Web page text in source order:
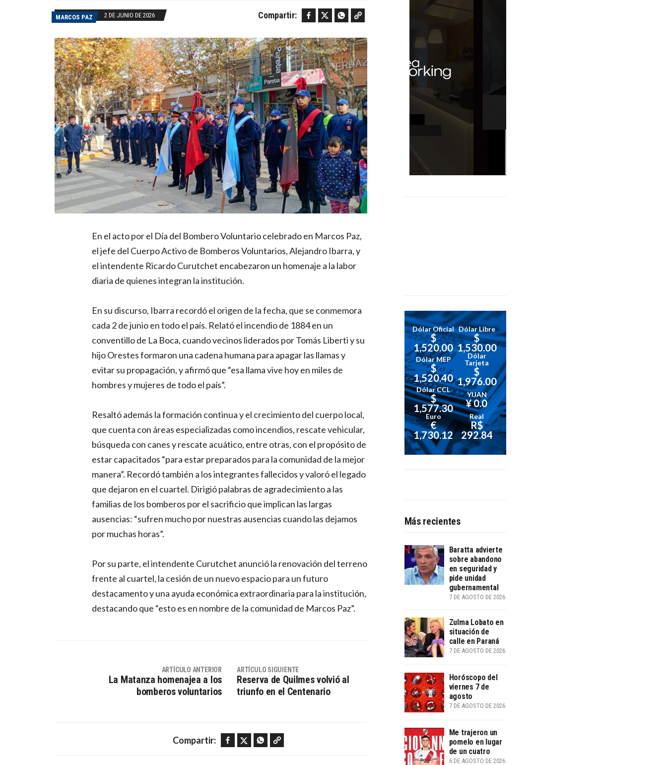
MARCOS PAZ 2 DE JUNIO DE 2026 Compartir: Facebook Twitter WhatsApp Copy link
En el acto por el Día del Bombero Voluntario celebrado en Marcos Paz,
el jefe del Cuerpo Activo de Bomberos Voluntarios, Alejandro Ibarra, y
el intendente Ricardo Curutchet encabezaron un homenaje a la labor
diaria de quienes integran la institución.
En su discurso, Ibarra recordó el origen de la fecha, que se conmemora
cada 2 de junio en todo el país. Relató el incendio de 1884 en un
conventillo de La Boca, cuando vecinos liderados por Tomás Liberti y su
hijo Orestes formaron una cadena humana para apagar las llamas y
evitar su propagación, y afirmó que “esa llama vive hoy en miles de
hombres y mujeres de todo el país”.
Resaltó además la formación continua y el crecimiento del cuerpo local,
que cuenta con áreas especializadas como incendios, rescate vehicular,
búsqueda con canes y rescate acuático, entre otras, con el propósito de
estar capacitados “para estar preparados para la comunidad de la mejor
manera”. Recordó también a los integrantes fallecidos y valoró el legado
que dejaron en el cuartel. Dirigió palabras de agradecimiento a las
familias de los bomberos por el sacrificio que implican las largas
ausencias: “sufren mucho por nuestras ausencias cuando las dejamos
por muchas horas”.
Por su parte, el intendente Curutchet anunció la renovación del terreno
frente al cuartel, la cesión de un nuevo espacio para un futuro
destacamento y una ayuda económica extraordinaria para la institución,
destacando que “esto es en nombre de la comunidad de Marcos Paz”.
ARTÍCULO ANTERIOR
La Matanza homenajea a los
bomberos voluntarios
ARTÍCULO SIGUIENTE
Reserva de Quilmes volvió al
triunfo en el Centenario
Compartir: Facebook Twitter WhatsApp Copy link
Dólar Oficial
$
1,520.00
Dólar Libre
$
1,530.00
Dólar MEP
$
1,520.40
Dólar
Tarjeta
$
1,976.00
Dólar CCL
$
1,577.30
YUAN
¥ 0.0
Euro
€
1,730.12
Real
R$
292.84
Más recientes
Baratta advierte
sobre abandono
en seguridad y
pide unidad
gubernamental
7 DE AGOSTO DE 2026
Zulma Lobato en
situación de
calle en Paraná
7 DE AGOSTO DE 2026
Horóscopo del
viernes 7 de
agosto
7 DE AGOSTO DE 2026
Me trajeron un
pomelo en lugar
de un cuatro
6 DE AGOSTO DE 2026